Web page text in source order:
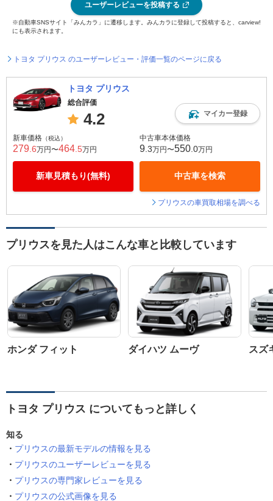
ユーザーレビューを投稿する
※自動車SNSサイト「みんカラ」に遷移します。みんカラに登録して投稿すると、carview!
にも表示されます。
トヨタ プリウス のユーザーレビュー・評価一覧のページに戻る
トヨタ プリウス
総合評価
4.2 マイカー登録
新車価格 （税込）
279 .6万円〜464 .5万円
新車見積もり(無料)
中古車本体価格
9 .3万円〜550 .0万円
中古車を検索
プリウスの車買取相場を調べる
プリウスを見た人はこんな車と比較しています
ホンダ フィット ダイハツ ムーヴ スズ
トヨタ プリウス についてもっと詳しく
知る
プリウスの最新モデルの情報を見る
プリウスのユーザーレビューを見る
プリウスの専門家レビューを見る
プリウスの公式画像を見る